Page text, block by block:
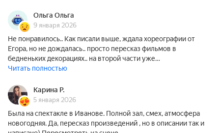
Ольга Ольга
9 января 2026
Не понравилось.. Как писали выше, ждала хореографии от
Егора, но не дождалась.. просто пересказ фильмов в
бедненьких декорациях.. на второй части уже…
Читать полностью
Карина Р.
5 января 2026
Была на спектакле в Иванове. Полной зал, смех, атмосфера
новогодняя. Да, пересказ произведений , но в описании так и